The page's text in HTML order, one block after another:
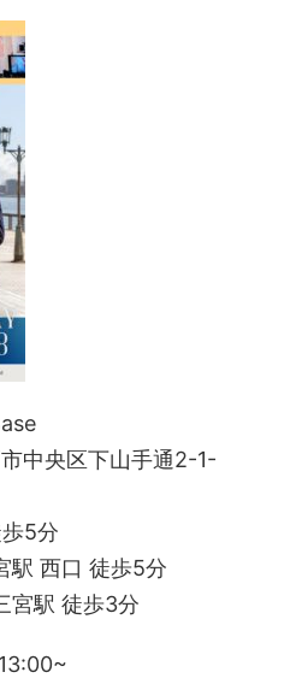
中央区下山手通2-1-
5分
駅 西口 徒歩5分
宮駅 徒歩3分